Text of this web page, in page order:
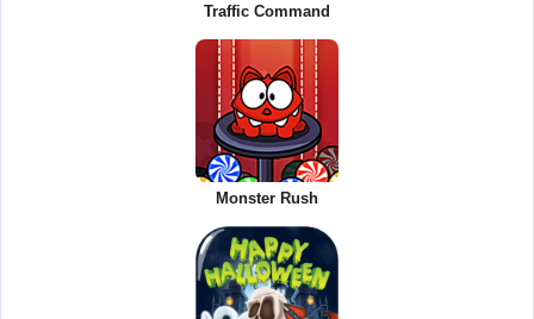
Traffic Command
Monster Rush